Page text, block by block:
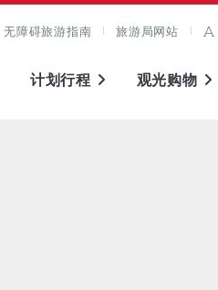
无障碍旅游指南 旅游局网站
计划行程 观光购物